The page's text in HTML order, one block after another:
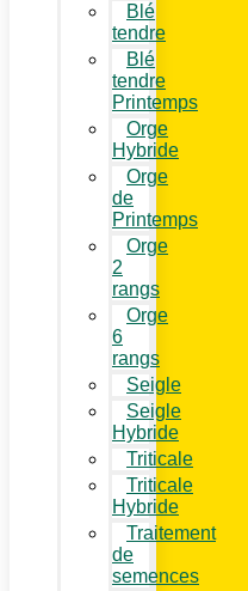
Blé
tendre
Blé
tendre
Printemps
Orge
Hybride
Orge
de
Printemps
Orge
2
rangs
Orge
6
rangs
Seigle
Seigle
Hybride
Triticale
Triticale
Hybride
Traitement
de
semences